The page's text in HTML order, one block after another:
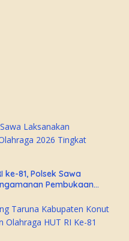
ke-81, Polsek Sawa
Pembukaan